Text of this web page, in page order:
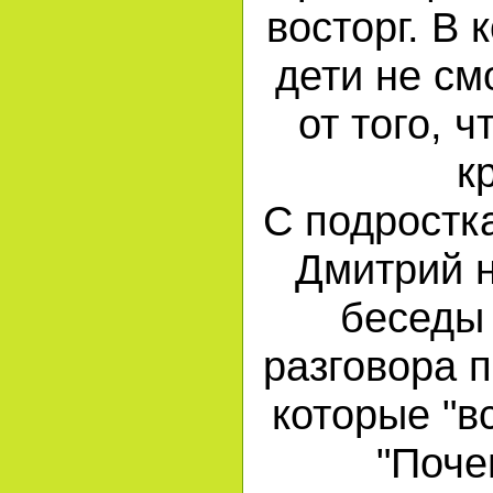
восторг. В
дети не
от того,
С
Дмитрий
разговора
которые